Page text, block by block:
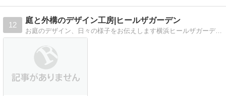
12
庭と外構のデザイン工房|ヒールザガーデン
お庭のデザイン、日々の様子をお伝えします横浜ヒールザガーデンブログ